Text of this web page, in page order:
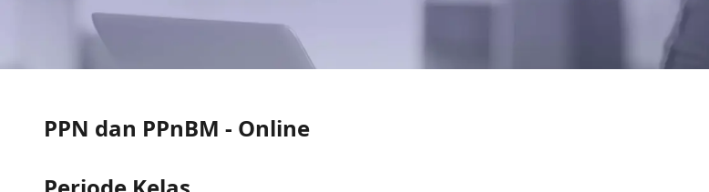
PPN dan PPnBM - Online